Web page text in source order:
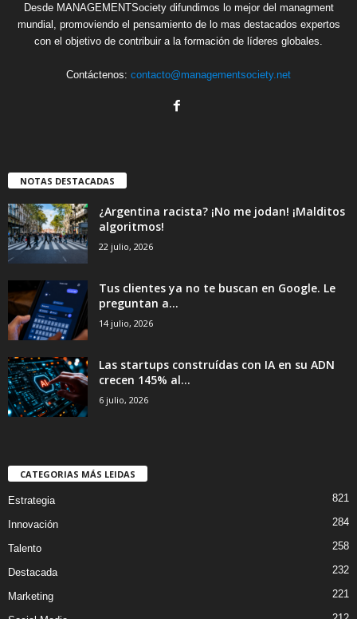
Desde MANAGEMENTSociety difundimos lo mejor del managment
mundial, promoviendo el pensamiento de lo mas destacados expertos
con el objetivo de contribuir a la formación de líderes globales.
Contáctenos: contacto@managementsociety.net
NOTAS DESTACADAS
¿Argentina racista? ¡No me jodan! ¡Malditos
algoritmos!
22 julio, 2026
Tus clientes ya no te buscan en Google. Le
preguntan a...
14 julio, 2026
Las startups construídas con IA en su ADN
crecen 145% al...
6 julio, 2026
CATEGORIAS MÁS LEIDAS
Estrategia 821
Innovación 284
Talento 258
Destacada 232
Marketing 221